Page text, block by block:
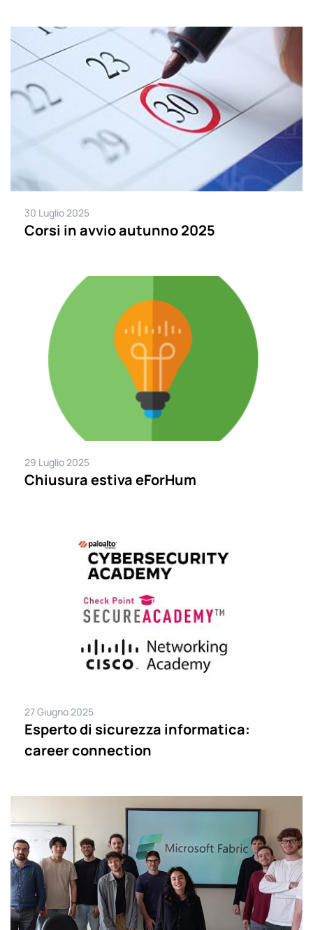
30 Luglio 2025
Corsi in avvio autunno 2025
29 Luglio 2025
Chiusura estiva eForHum
27 Giugno 2025
Esperto di sicurezza informatica:
career connection